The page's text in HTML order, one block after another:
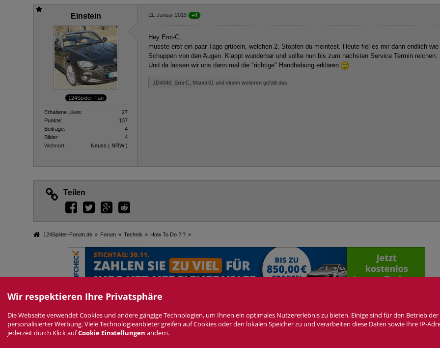
Einstein
124Spider-Fan
Erhaltene Likes
27
Punkte
137
Beiträge
4
Bilder
4
Wohnort
Neuss ( NRW )
11. Januar 2019 +4
Hey Erni-C,
musste erst ein paar Tage grübeln, welchen 2. Stopfen du meintest. Heute fiel es mir dann endlich wie
Schuppen von den Augen. Klappt wunderbar und sollte nun bis zum nächsten Service Termin reichen.
Und da lassen wir uns dann mal die "richtige" Handhabung erklären
JD4040, Erni-C, Manni 01 und einem weiteren gefällt das.
Teilen
124Spider-Forum.de » Forum » Technik » How To Do ?!? »
Datenschutzerklärung Impressum Nutzungsbedingungen Newsletter Cookie Einstellungen
Das Fiat 124Spider Forum ist
Wir respektieren Ihre Privatsphäre
Die Webseite verwendet Cookies und andere gängige Technologien, um Ihnen ein optimales Nutzererlebnis zu bieten. Einige sind für den Betrieb
personalisierter Werbung. Viele Technologieanbieter greifen auf Cookies oder den lokalen Speicher zu und verarbeiten diese Daten sowie Ihre IP-
jederzeit durch Klick aufCookie Einstellungen ändern.